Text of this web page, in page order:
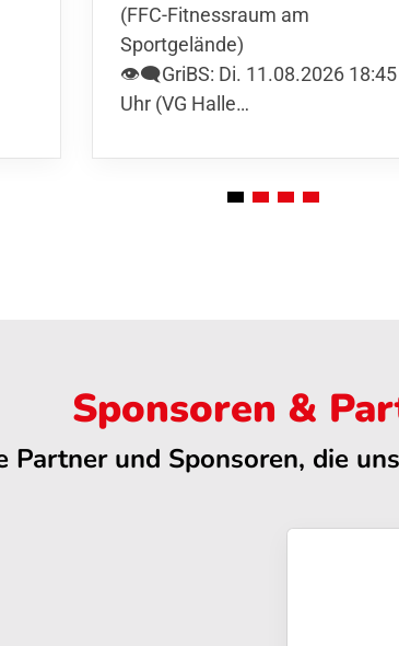
(FFC-Fitnessraum am
Sportgelände)
👁️‍🗨️GriBS: Di. 11.08.2026 18:45
Uhr (VG Halle…
Sponsoren &
Partner und Sponsoren, die